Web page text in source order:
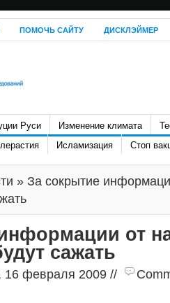
ПОМОЧЬ САЙТУ ДИСКЛЭЙМЕР
Руси Изменение климата
Исламизация Стоп
» За сокрытие
от
сажать
16 февраля 2009 //